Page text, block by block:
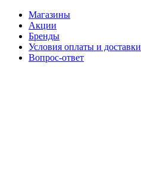
Магазины
Акции
Бренды
Условия оплаты и доставки
Вопрос-ответ